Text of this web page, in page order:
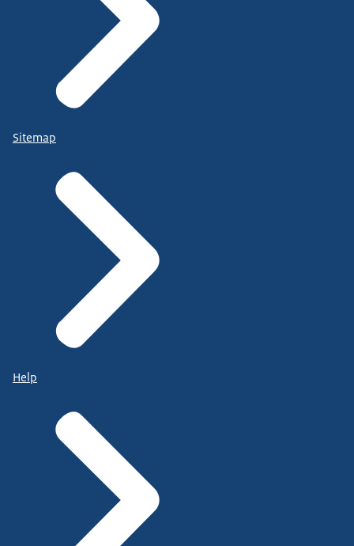
Sitemap
Help